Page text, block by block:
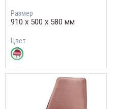
Размер
910 х 500 х 580 мм
Цвет